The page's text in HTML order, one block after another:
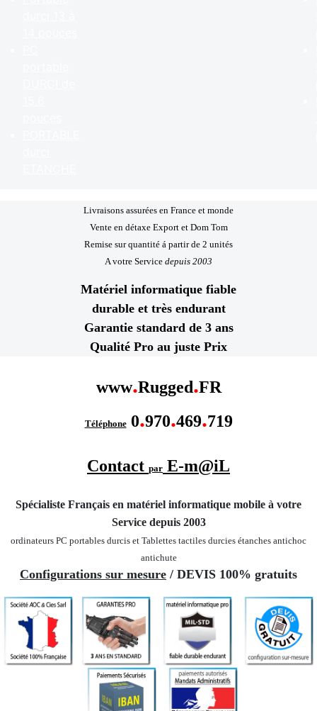
Livraisons assurées en France et monde
Vente en détaxe Export et Dom Tom
Remise sur quantité á partir de 2 unités
A votre Service depuis 2003
Matériel informatique fiable
durable et très endurant
Garantie standard de 3 ans
Qualité Pro au juste Prix
www.Rugged.FR
Téléphone0.970.469.719
Contact par E-m@iL
Spécialiste Français en matériel informatique mobile à votre
Service depuis 2003
ordinateurs PC portables durcis et Tablettes tactiles durcies étanches antichoc
antichute
Configurations sur mesure / DEVIS 100% gratuits